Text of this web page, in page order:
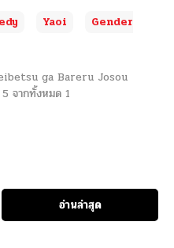
Yaoi
Gender
ga Bareru Josou
5 จากทั้งหมด 1
อ่านล่าสุด